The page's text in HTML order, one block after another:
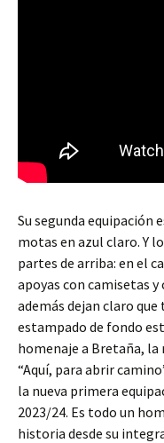
Su segunda equipación
motas en azul claro. Y
partes de arriba: en el
apoyas con camisetas
además dejan claro que
estampado de fondo
homenaje a Bretaña, la
“Aquí, para abrir
la nueva primera
2023/24. Es todo un
historia desde su